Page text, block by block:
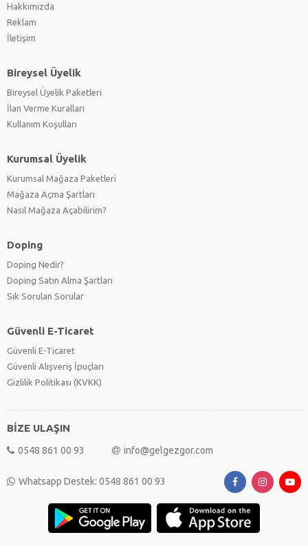
Hakkımızda
Reklam
İletişim
Bireysel Üyelik
Bireysel Üyelik Paketleri
İlan Verme Kuralları
Kullanım Koşulları
Kurumsal Üyelik
Kurumsal Mağaza Paketleri
Mağaza Açma Şartları
Nasıl Mağaza Açabilirim?
Doping
Doping Nedir?
Doping Satın Alma Şartları
Sık Sorulan Sorular
Güvenli E-Ticaret
Güvenli E-Ticaret
Güvenli Alışveriş İpuçları
Gizlilik Politikası (KVKK)
BİZE ULAŞIN
0548 861 00 93 info@gelgezgor.com
Whatsapp Destek: 0548 861 00 93